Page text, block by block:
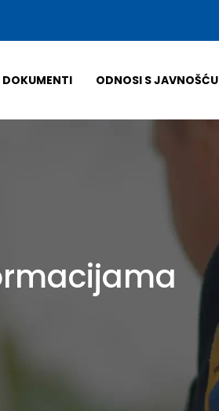
DOKUMENTI ODNOSI S JAVNOŠĆU